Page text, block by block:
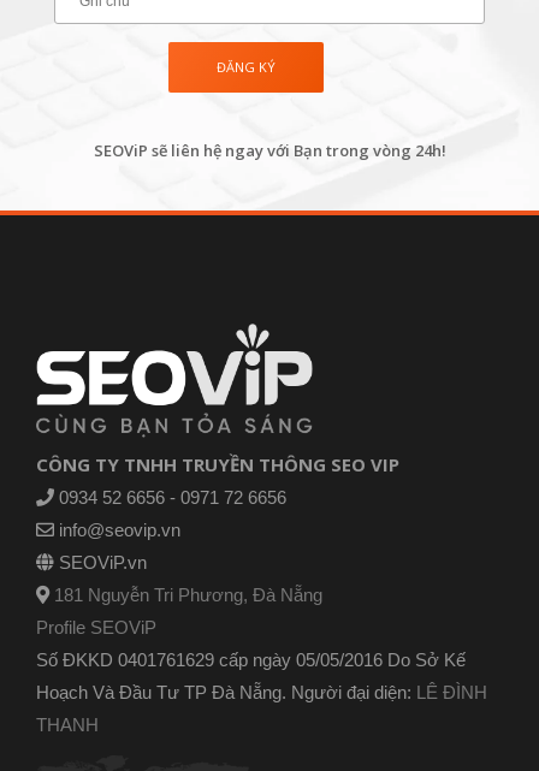
SEOViP sẽ liên hệ ngay với Bạn trong vòng 24h!
CÔNG TY TNHH TRUYỀN THÔNG SEO VIP
0934 52 6656 - 0971 72 6656
info@seovip.vn
SEOViP.vn
181 Nguyễn Tri Phương, Đà Nẵng
Profile SEOViP
Số ĐKKD 0401761629 cấp ngày 05/05/2016 Do Sở Kế
Hoạch Và Đầu Tư TP Đà Nẵng. Người đại diện: LÊ ĐÌNH
THANH